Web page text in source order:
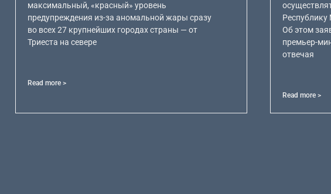
максимальный, «красный» уровень
предупреждения из-за аномальной жары сразу
во всех 27 крупнейших городах страны — от
Триеста на севере
Read more >
Об этом
премьер-
отвечая
Read more >